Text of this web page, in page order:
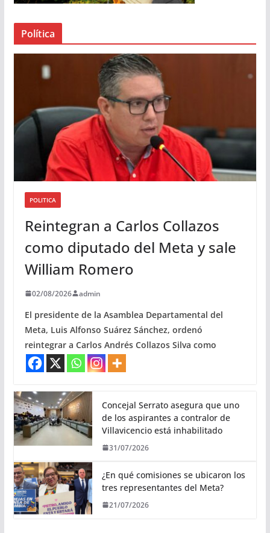
e
Política
POLITICA
Reintegran a Carlos Collazos
como diputado del Meta y sale
William Romero
02/08/2026 admin
El presidente de la Asamblea Departamental del
Meta, Luis Alfonso Suárez Sánchez, ordenó
reintegrar a Carlos Andrés Collazos Silva como
Concejal Serrato asegura que uno
de los aspirantes a contralor de
Villavicencio está inhabilitado
31/07/2026
¿En qué comisiones se ubicaron los
tres representantes del Meta?
21/07/2026